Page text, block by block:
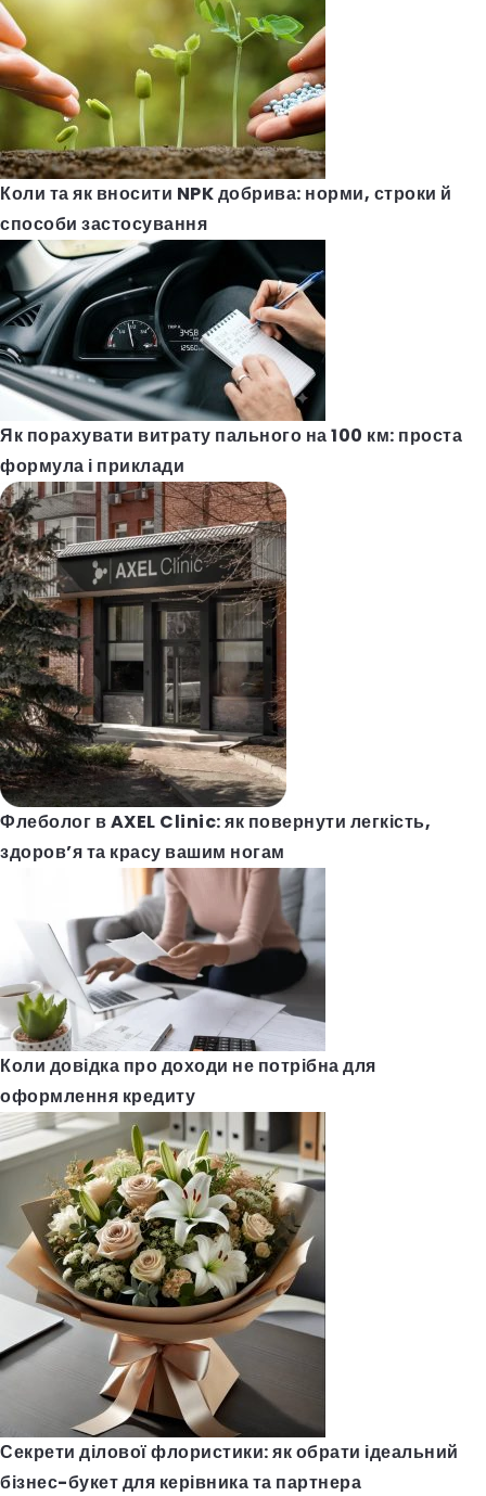
Коли та як вносити NPK добрива: норми, строки й
способи застосування
Як порахувати витрату пального на 100 км: проста
формула і приклади
Флеболог в AXEL Clinic: як повернути легкість,
здоров’я та красу вашим ногам
Коли довідка про доходи не потрібна для
оформлення кредиту
Секрети ділової флористики: як обрати ідеальний
бізнес-букет для керівника та партнера